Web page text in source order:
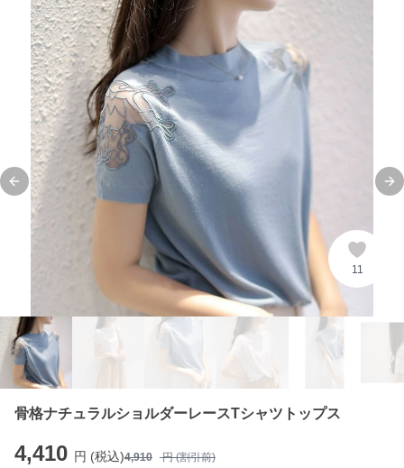
Previous slide
11
骨格ナチュラルショルダーレースTシャツトップス
4,410 円 (税込)4,910 円 (割引前)